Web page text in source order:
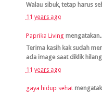
Walau sibuk, tetap harus
11 years ago
Paprika Living
Terima kasih kak sudah
ada image saat diklik hilang
11 years ago
gaya hidup sehat